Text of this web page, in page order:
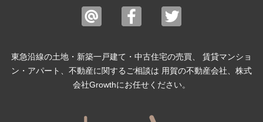
東急沿線の土地・新築一戸建て・中古住宅の売買、 賃貸マンショ
ン・アパート、不動産に関するご相談は 用賀の不動産会社、株式
会社Growthにお任せください。